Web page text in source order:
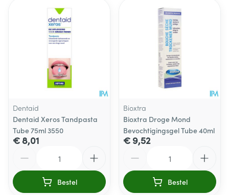
Dentaid
Dentaid Xeros Tandpasta
Tube 75ml 3550
€ 8,01
Bestel
Bioxtra
Bioxtra Droge Mond
Bevochtigingsgel Tube 40ml
€ 9,52
Bestel